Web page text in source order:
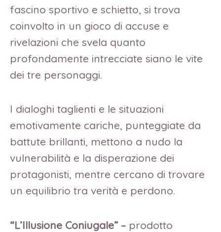
fascino sportivo e schietto, si trova
coinvolto in un gioco di accuse e
rivelazioni che svela quanto
profondamente intrecciate siano le vite
dei tre personaggi.
I dialoghi taglienti e le situazioni
emotivamente cariche, punteggiate da
battute brillanti, mettono a nudo la
vulnerabilità e la disperazione dei
protagonisti, mentre cercano di trovare
un equilibrio tra verità e perdono.
“L’Illusione Coniugale” – prodotto